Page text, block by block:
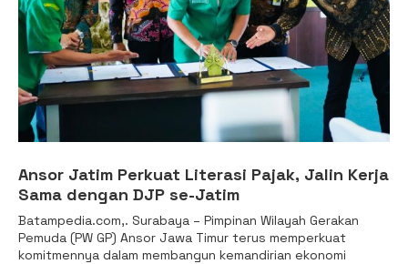
Ansor Jatim Perkuat Literasi Pajak, Jalin Kerja
Sama dengan DJP se-Jatim
Batampedia.com,. Surabaya – Pimpinan Wilayah Gerakan
Pemuda (PW GP) Ansor Jawa Timur terus memperkuat
komitmennya dalam membangun kemandirian ekonomi